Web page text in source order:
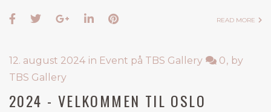
READ MORE
12. august 2024 in Event på TBS Gallery 0
by
TBS Gallery
2024 - VELKOMMEN TIL OSLO